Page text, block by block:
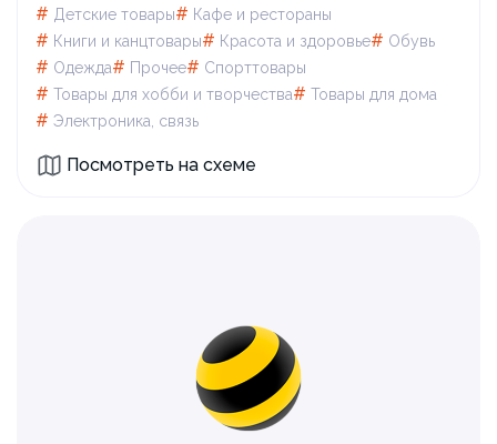
# Детские товары# Кафе и рестораны
# Книги и канцтовары# Красота и здоровье# Обувь
# Одежда# Прочее# Спорттовары
# Товары для xобби и творчества# Товары для дома
# Электроника, связь
Посмотреть на схеме